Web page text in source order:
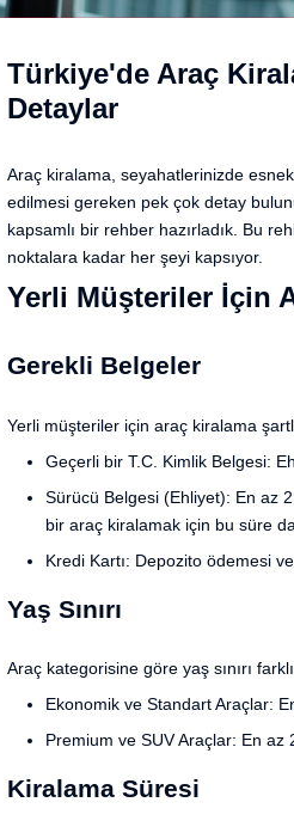
Türkiye'de Araç
Detaylar
Araç kiralama, seyahatlerinizde
edilmesi gereken pek çok detay
kapsamlı bir rehber hazırladık. Bu
noktalara kadar her şeyi kapsıyor.
Yerli Müşteriler İçin
Gerekli Belgeler
Yerli müşteriler için araç kiralama
Geçerli bir T.C. Kimlik Belgesi:
Sürücü Belgesi (Ehliyet): En az
bir araç kiralamak için bu süre
Kredi Kartı: Depozito ödemesi
Yaş Sınırı
Araç kategorisine göre yaş sınırı
Ekonomik ve Standart Araçlar:
Premium ve SUV Araçlar: En az
Kiralama Süresi